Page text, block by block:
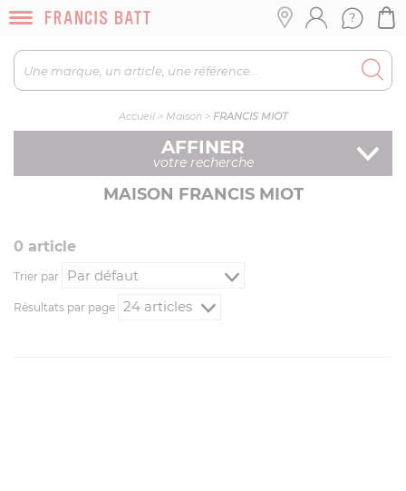
Accueil > Maison > FRANCIS MIOT
AFFINER
votre recherche
MAISON FRANCIS MIOT
0 article
Trier par
Résultats par page